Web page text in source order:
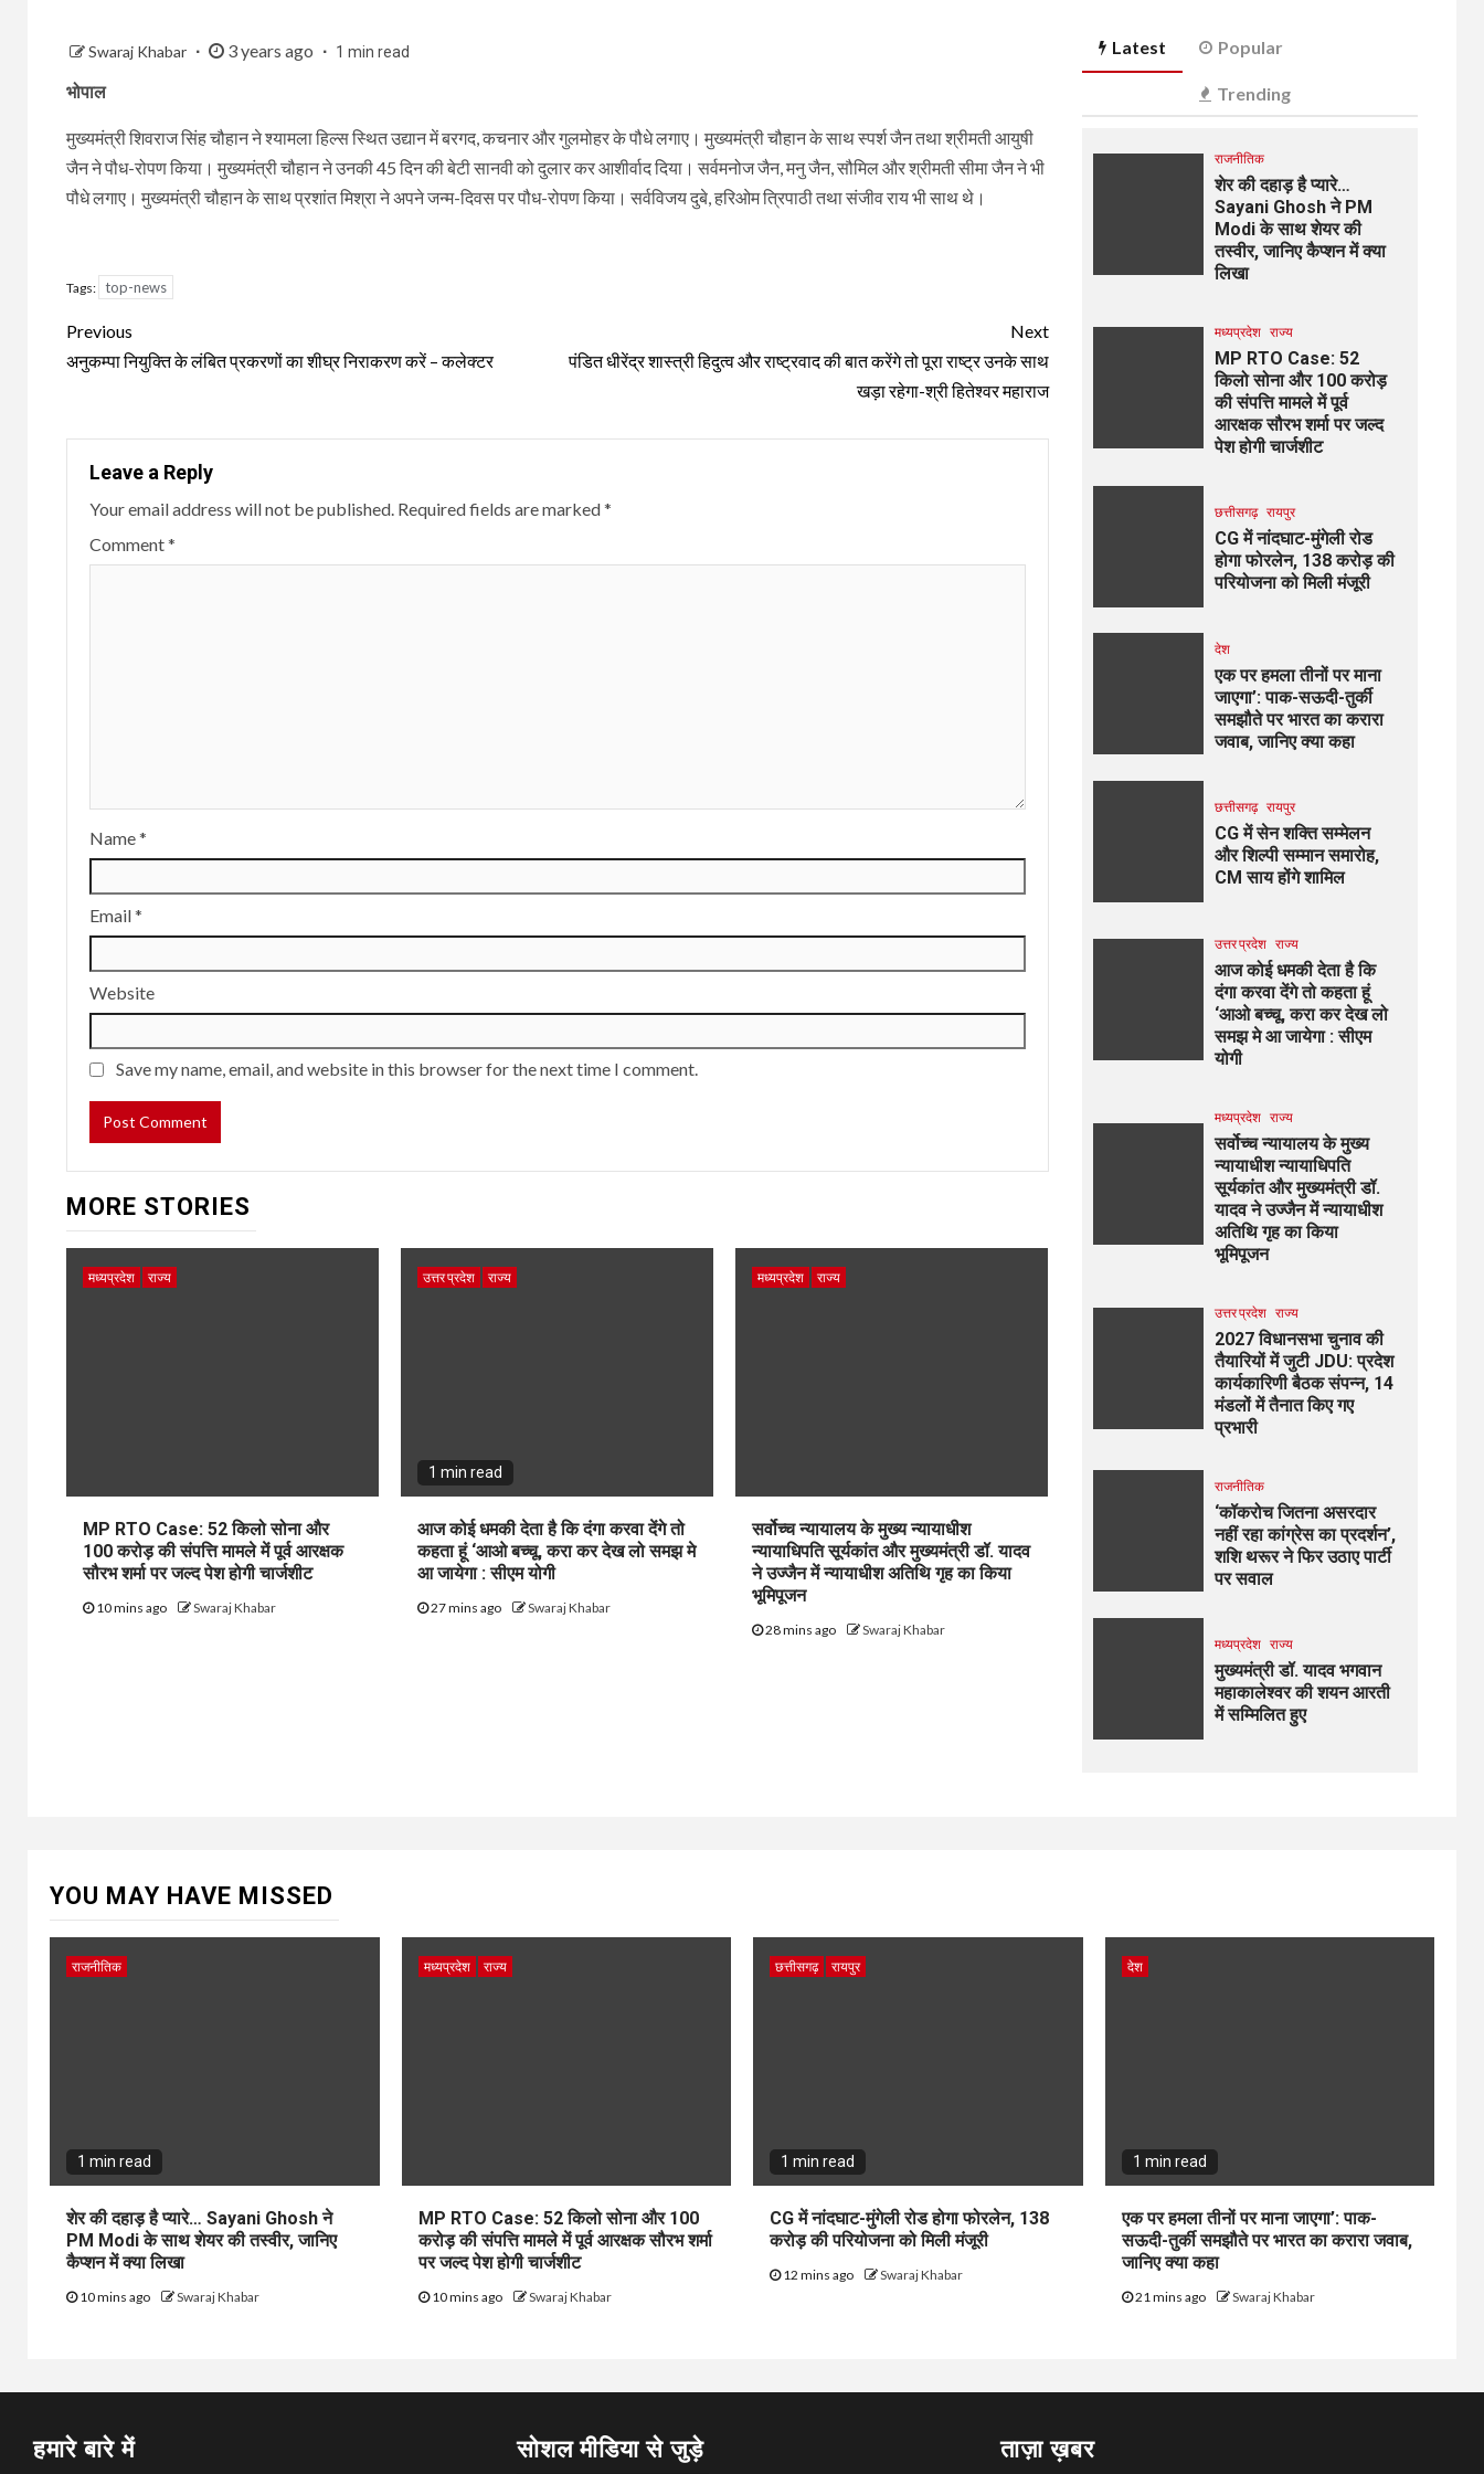
Swaraj Khabar 3 years ago 1 min read
भोपाल
मुख्यमंत्री शिवराज सिंह चौहान ने श्यामला हिल्स स्थित उद्यान में बरगद, कचनार और गुलमोहर के पौधे लगाए। मुख्यमंत्री चौहान के साथ स्पर्श जैन तथा श्रीमती आयुषी
जैन ने पौध-रोपण किया। मुख्यमंत्री चौहान ने उनकी 45 दिन की बेटी सानवी को दुलार कर आशीर्वाद दिया। सर्वमनोज जैन, मनु जैन, सौमिल और श्रीमती सीमा जैन ने भी
पौधे लगाए। मुख्यमंत्री चौहान के साथ प्रशांत मिश्रा ने अपने जन्म-दिवस पर पौध-रोपण किया। सर्वविजय दुबे, हरिओम त्रिपाठी तथा संजीव राय भी साथ थे।
Tags: top-news
Continue
Reading
Previous
अनुकम्पा नियुक्ति के लंबित प्रकरणों का शीघ्र निराकरण करें – कलेक्टर
Next
पंडित धीरेंद्र शास्त्री हिदुत्व और राष्ट्रवाद की बात करेंगे तो पूरा राष्ट्र उनके साथ
खड़ा रहेगा-श्री हितेश्वर महाराज
Leave a Reply
Your email address will not be published. Required fields are marked*
Comment*
Name*
Email*
Website
Save my name, email, and website in this browser for the next time I comment.
MORE STORIES
मध्यप्रदेश राज्य
MP RTO Case: 52 किलो सोना और
100 करोड़ की संपत्ति मामले में पूर्व आरक्षक
सौरभ शर्मा पर जल्द पेश होगी चार्जशीट
10 mins ago Swaraj Khabar
उत्तर प्रदेश राज्य
1 min read
आज कोई धमकी देता है कि दंगा करवा देंगे तो
कहता हूं ‘आओ बच्चू, करा कर देख लो समझ मे
आ जायेगा : सीएम योगी
27 mins ago Swaraj Khabar
मध्यप्रदेश राज्य
सर्वोच्च न्यायालय के मुख्‍य न्‍यायाधीश
न्यायाधिपति सूर्यकांत और मुख्यमंत्री डॉ. यादव
ने उज्जैन में न्यायाधीश अतिथि गृह का किया
भूमिपूजन
28 mins ago Swaraj Khabar
Latest Popular
Trending
राजनीतिक
शेर की दहाड़ है प्यारे…
Sayani Ghosh ने PM
Modi के साथ शेयर की
तस्वीर, जानिए कैप्शन में क्या
लिखा
मध्यप्रदेश राज्य
MP RTO Case: 52
किलो सोना और 100 करोड़
की संपत्ति मामले में पूर्व
आरक्षक सौरभ शर्मा पर जल्द
पेश होगी चार्जशीट
छत्तीसगढ़ रायपुर
CG में नांदघाट-मुंगेली रोड
होगा फोरलेन, 138 करोड़ की
परियोजना को मिली मंजूरी
देश
एक पर हमला तीनों पर माना
जाएगा’: पाक-सऊदी-तुर्की
समझौते पर भारत का करारा
जवाब, जानिए क्या कहा
छत्तीसगढ़ रायपुर
CG में सेन शक्ति सम्मेलन
और शिल्पी सम्मान समारोह,
CM साय होंगे शामिल
उत्तर प्रदेश राज्य
आज कोई धमकी देता है कि
दंगा करवा देंगे तो कहता हूं
‘आओ बच्चू, करा कर देख लो
समझ मे आ जायेगा : सीएम
योगी
मध्यप्रदेश राज्य
सर्वोच्च न्यायालय के मुख्‍य
न्‍यायाधीश न्यायाधिपति
सूर्यकांत और मुख्यमंत्री डॉ.
यादव ने उज्जैन में न्यायाधीश
अतिथि गृह का किया
भूमिपूजन
उत्तर प्रदेश राज्य
2027 विधानसभा चुनाव की
तैयारियों में जुटी JDU: प्रदेश
कार्यकारिणी बैठक संपन्न, 14
मंडलों में तैनात किए गए
प्रभारी
राजनीतिक
‘कॉकरोच जितना असरदार
नहीं रहा कांग्रेस का प्रदर्शन’,
शशि थरूर ने फिर उठाए पार्टी
पर सवाल
मध्यप्रदेश राज्य
मुख्यमंत्री डॉ. यादव भगवान
महाकालेश्‍वर की शयन आरती
में सम्मिलित हुए
YOU MAY HAVE MISSED
राजनीतिक
1 min read
शेर की दहाड़ है प्यारे… Sayani Ghosh ने
PM Modi के साथ शेयर की तस्वीर, जानिए
कैप्शन में क्या लिखा
10 mins ago Swaraj Khabar
मध्यप्रदेश राज्य
MP RTO Case: 52 किलो सोना और 100
करोड़ की संपत्ति मामले में पूर्व आरक्षक सौरभ शर्मा
पर जल्द पेश होगी चार्जशीट
10 mins ago Swaraj Khabar
छत्तीसगढ़ रायपुर
1 min read
CG में नांदघाट-मुंगेली रोड होगा फोरलेन, 138
करोड़ की परियोजना को मिली मंजूरी
12 mins ago Swaraj Khabar
देश
1 min read
एक पर हमला तीनों पर माना जाएगा’: पाक-
सऊदी-तुर्की समझौते पर भारत का करारा जवाब,
जानिए क्या कहा
21 mins ago Swaraj Khabar
हमारे बारे में सोशल मीडिया से जुड़े ताज़ा ख़बर